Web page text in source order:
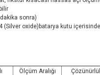
sonra)
(Silver oxide)batarya kutu
Ölçüm Aralığı